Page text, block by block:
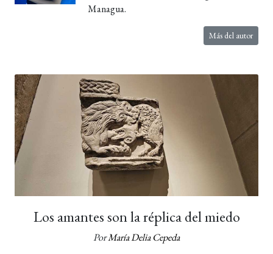
Managua.
Más del autor
Los amantes son la réplica del miedo
PorMaría Delia Cepeda